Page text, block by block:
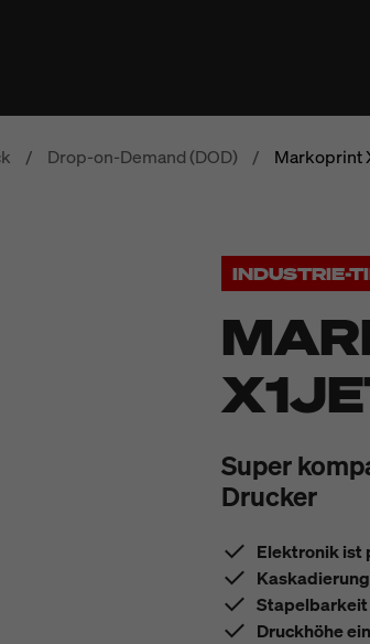
/ Drop-on-Demand (DOD) / Markoprint
INDUSTRIE-
Super
Drucker
Elektronik ist
Druckhöhe